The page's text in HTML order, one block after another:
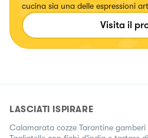
cucina sia una delle espressioni
amore che esista💖
https://www.instagram.com/
Visita il
LASCIATI ISPIRARE
Calamarata cozze Tarantine gamberi